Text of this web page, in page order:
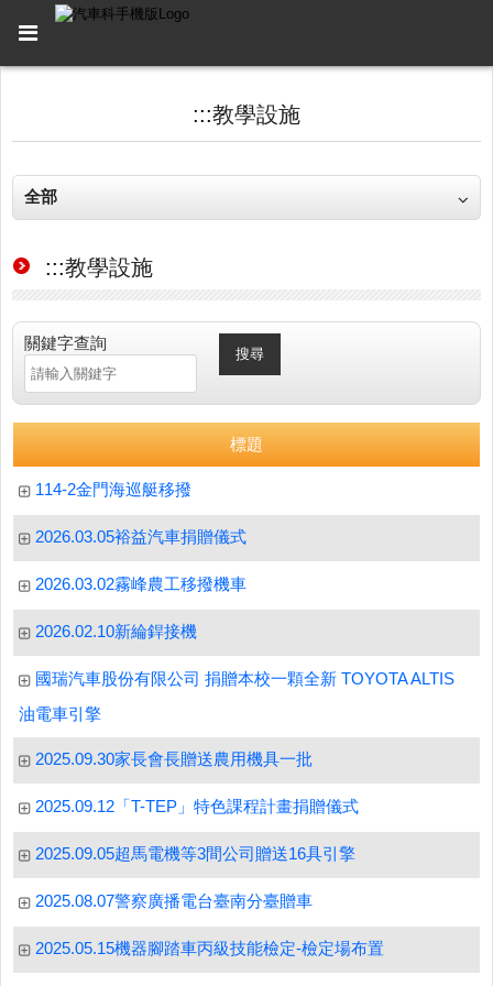
:::教學設施
全部
:::教學設施
關鍵字查詢
搜尋
標題
114-2金門海巡艇移撥
2026.03.05裕益汽車捐贈儀式
2026.03.02霧峰農工移撥機車
2026.02.10新綸銲接機
國瑞汽車股份有限公司 捐贈本校一顆全新 TOYOTA ALTIS
油電車引擎
2025.09.30家長會長贈送農用機具一批
2025.09.12「T-TEP」特色課程計畫捐贈儀式
2025.09.05超馬電機等3間公司贈送16具引擎
2025.08.07警察廣播電台臺南分臺贈車
2025.05.15機器腳踏車丙級技能檢定-檢定場布置